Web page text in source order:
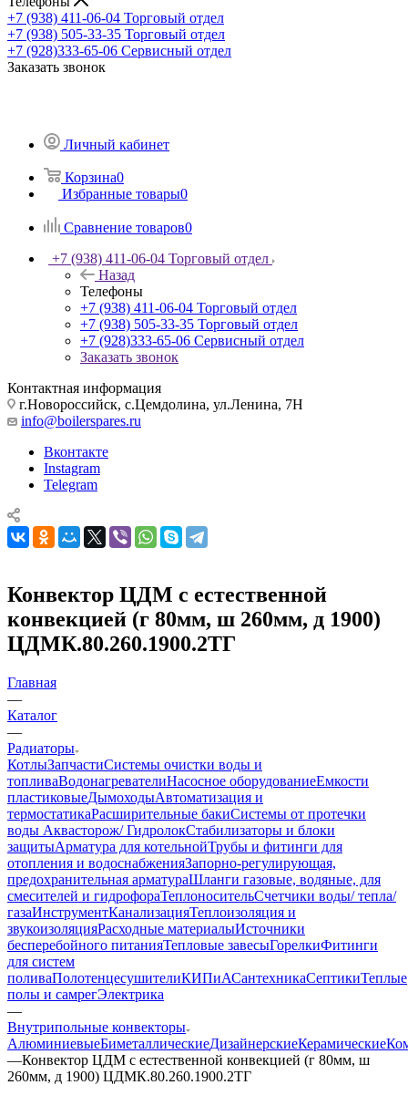
+7 (938) 411-06-04 Торговый отдел
+7 (938) 505-33-35 Торговый отдел
+7 (928)333-65-06 Сервисный отдел
Заказать звонок
Личный кабинет
Корзина0
Избранные товары0
Сравнение товаров0
+7 (938) 411-06-04 Торговый отдел
Назад
Телефоны
+7 (938) 411-06-04 Торговый отдел
+7 (938) 505-33-35 Торговый отдел
+7 (928)333-65-06 Сервисный отдел
Заказать звонок
Контактная информация
г.Новороссийск, с.Цемдолина, ул.Ленина, 7Н
info@boilerspares.ru
Вконтакте
Instagram
Telegram
Конвектор ЦДМ с естественной
конвекцией (г 80мм, ш 260мм, д 1900)
ЦДМК.80.260.1900.2ТГ
Главная
—
Каталог
—
Радиаторы
КотлыЗапчастиСистемы очистки воды и
топливаВодонагревателиНасосное оборудованиеЕмкости
пластиковыеДымоходыАвтоматизация и
термостатикаРасширительные бакиСистемы от протечки
воды Аквасторож/ ГидролокСтабилизаторы и блоки
защитыАрматура для котельнойТрубы и фитинги для
отопления и водоснабженияЗапорно-регулирующая,
предохранительная арматураШланги газовые, водяные, для
смесителей и гидрофораТеплоносительСчетчики воды/ тепла/
газаИнструментКанализацияТеплоизоляция и
звукоизоляцияРасходные материалыИсточники
бесперебойного питанияТепловые завесыГорелкиФитинги
для систем
поливаПолотенцесушителиКИПиАСантехникаСептикиТеплые
полы и самрегЭлектрика
—
Внутрипольные конвекторы
АлюминиевыеБиметаллическиеДизайнерскиеКерамические
—Конвектор ЦДМ с естественной конвекцией (г 80мм, ш
260мм, д 1900) ЦДМК.80.260.1900.2ТГ